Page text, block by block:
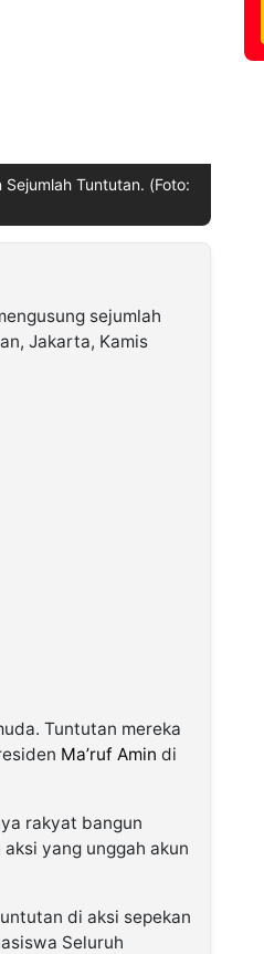
Tuntutan. (Foto:
sejumlah
Jakarta, Kamis
Tuntutan mereka
Ma’ruf Amin di
rakyat bangun
yang unggah akun
di aksi sepekan
Seluruh